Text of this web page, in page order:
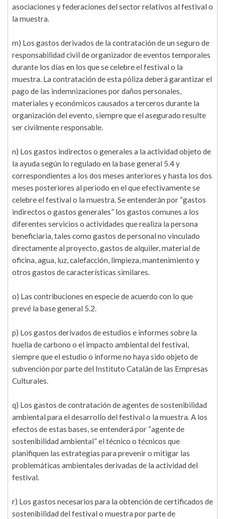
asociaciones y federaciones del sector relativos al festival o
la muestra.
m) Los gastos derivados de la contratación de un seguro de
responsabilidad civil de organizador de eventos temporales
durante los días en los que se celebre el festival o la
muestra. La contratación de esta póliza deberá garantizar el
pago de las indemnizaciones por daños personales,
materiales y económicos causados a terceros durante la
organización del evento, siempre que el asegurado resulte
ser civilmente responsable.
n) Los gastos indirectos o generales a la actividad objeto de
la ayuda según lo regulado en la base general 5.4 y
correspondientes a los dos meses anteriores y hasta los dos
meses posteriores al periodo en el que efectivamente se
celebre el festival o la muestra. Se entenderán por “gastos
indirectos o gastos generales” los gastos comunes a los
diferentes servicios o actividades que realiza la persona
beneficiaria, tales como gastos de personal no vinculado
directamente al proyecto, gastos de alquiler, material de
oficina, agua, luz, calefacción, limpieza, mantenimiento y
otros gastos de características similares.
o) Las contribuciones en especie de acuerdo con lo que
prevé la base general 5.2.
p) Los gastos derivados de estudios e informes sobre la
huella de carbono o el impacto ambiental del festival,
siempre que el estudio o informe no haya sido objeto de
subvención por parte del Instituto Catalán de las Empresas
Culturales.
q) Los gastos de contratación de agentes de sostenibilidad
ambiental para el desarrollo del festival o la muestra. A los
efectos de estas bases, se entenderá por “agente de
sostenibilidad ambiental” el técnico o técnicos que
planifiquen las estrategias para prevenir o mitigar las
problemáticas ambientales derivadas de la actividad del
festival.
r) Los gastos necesarios para la obtención de certificados de
sostenibilidad del festival o muestra por parte de